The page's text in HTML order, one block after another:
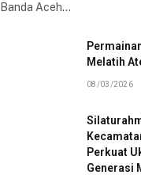
Banda Aceh…
Melatih
08/03/2026
Perkuat
Generasi